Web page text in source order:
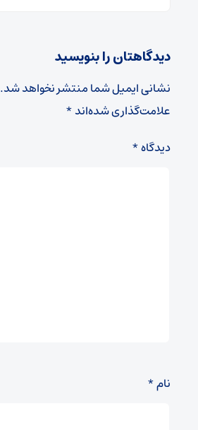
دیدگاهتان را بنویسید
نشانی ایمیل شما منتشر نخواهد شد.
علامت‌گذاری شده‌اند*
دیدگاه*
نام*